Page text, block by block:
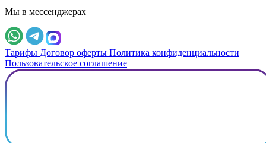
Мы в мессенджерах
Тарифы Договор оферты Политика конфиденциальности
Пользовательское соглашение